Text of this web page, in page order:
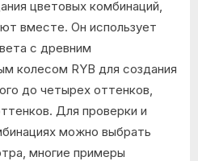
цветовых комбинаций,
вместе. Он использует
с древним
колесом RYB для создания
до четырех оттенков,
Для проверки и
можно выбрать
многие примеры